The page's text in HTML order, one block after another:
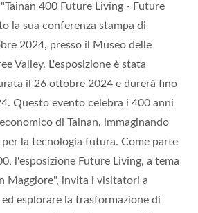
400 Future Living - Future
la sua conferenza stampa di
2024, presso il Museo delle
Valley. L'esposizione è stata
il 26 ottobre 2024 e durerà fino
Questo evento celebra i 400 anni
di Tainan, immaginando
la tecnologia futura. Come parte
l'esposizione Future Living, a tema
Maggiore", invita i visitatori a
esplorare la trasformazione di